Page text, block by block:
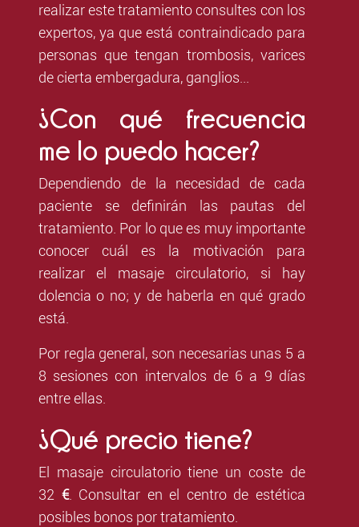
realizar este tratamiento consultes con los
expertos, ya que está contraindicado para
personas que tengan trombosis, varices
de cierta embergadura, ganglios...
¿Con qué frecuencia
me lo puedo hacer?
Dependiendo de la necesidad de cada
paciente se definirán las pautas del
tratamiento. Por lo que es muy importante
conocer cuál es la motivación para
realizar el masaje circulatorio, si hay
dolencia o no; y de haberla en qué grado
está.
Por regla general, son necesarias unas 5 a
8 sesiones con intervalos de 6 a 9 días
entre ellas.
¿Qué precio tiene?
El masaje circulatorio tiene un coste de
32 €. Consultar en el centro de estética
posibles bonos por tratamiento.